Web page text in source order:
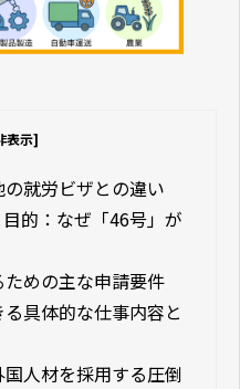
表示]
就労ビザとの違い
的：なぜ「46号」が
めの主な申請要件
具体的な仕事内容と
人材を採用する圧倒